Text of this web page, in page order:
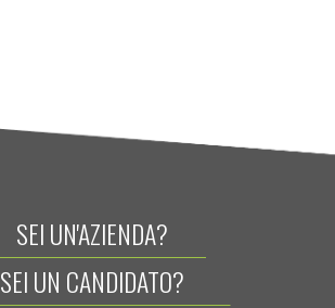
SEI UN'AZIENDA?
SEI UN CANDIDATO?